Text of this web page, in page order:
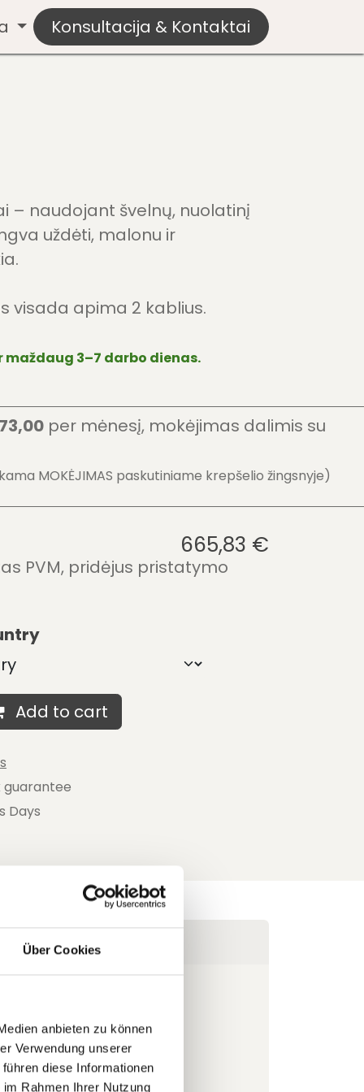
Über Cookies
anbieten zu können
Verwendung unserer
diese Informationen
Rahmen Ihrer Nutzung
Konsultacija & Kontaktai
– naudojant švelnų, nuolatinį
uždėti, malonu ir
visada apima 2 kablius.
3–7 darbo dienas.
per mėnesį, mokėjimas dalimis su
MOKĖJIMAS paskutiniame krepšelio žingsnyje)
665,83 €
PVM, pridėjus pristatymo
Add to cart
Days
ir palaikymas
ir būtų išvengta